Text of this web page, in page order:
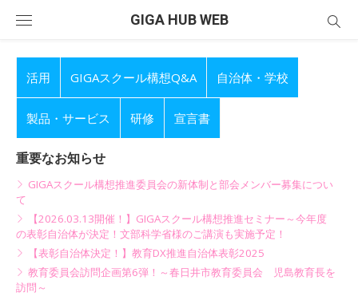
GIGA HUB WEB
活用 GIGAスクール構想Q&A 自治体・学校
製品・サービス 研修 宣言書
重要なお知らせ
GIGAスクール構想推進委員会の新体制と部会メンバー募集につい
て
【2026.03.13開催！】GIGAスクール構想推進セミナー～今年度
の表彰自治体が決定！文部科学省様のご講演も実施予定！
【表彰自治体決定！】教育DX推進自治体表彰2025
教育委員会訪問企画第6弾！～春日井市教育委員会 児島教育長を
訪問～